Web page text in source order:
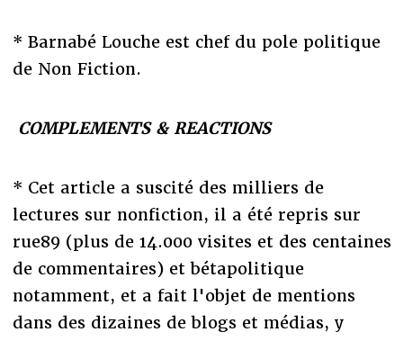
* Barnabé Louche est chef du pole politique
de Non Fiction.
COMPLEMENTS & REACTIONS
* Cet article a suscité des milliers de
lectures sur nonfiction, il a été repris sur
rue89 (plus de 14.000 visites et des centaines
de commentaires) et bétapolitique
notamment, et a fait l'objet de mentions
dans des dizaines de blogs et médias, y